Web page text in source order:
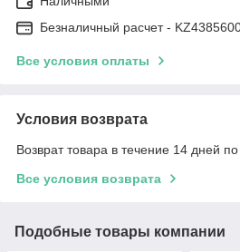
Безналичный расчет -
Все условия оплаты
Условия возврата
Возврат товара в течение 14 дней
Все условия возврата
Подобные товары компании